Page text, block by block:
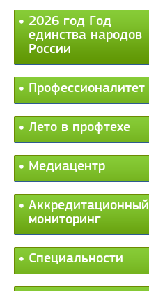
2026 год Год
единства народов
России
Профессионалитет
Лето в профтехе
Медиацентр
Аккредитационный
мониторинг
Специальности